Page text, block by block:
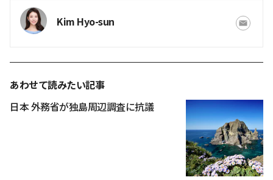
Kim Hyo-sun
あわせて読みたい記事
日本 外務省が独島周辺調査に抗議